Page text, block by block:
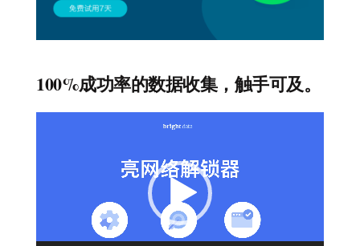
100%成功率的数据收集，触手可及。